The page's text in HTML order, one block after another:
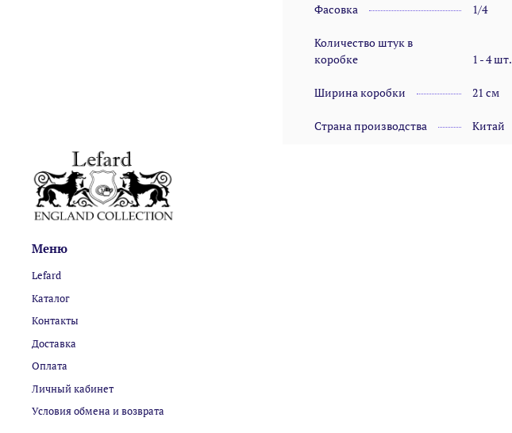
Фасовка 1/4
Количество штук в
коробке
1 - 4 шт.
Ширина коробки 21 см
Страна производства Китай
Меню
Lefard
Каталог
Контакты
Доставка
Оплата
Личный кабинет
Условия обмена и возврата